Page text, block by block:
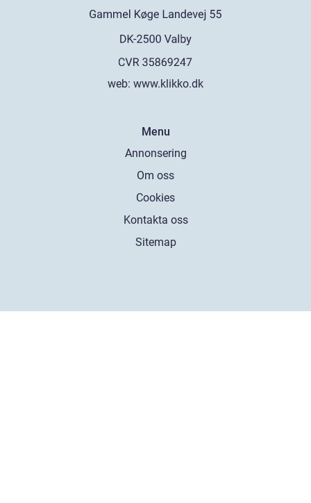
web: www.klikko.dk
Menu
Annonsering
Om oss
Cookies
Kontakta oss
Sitemap